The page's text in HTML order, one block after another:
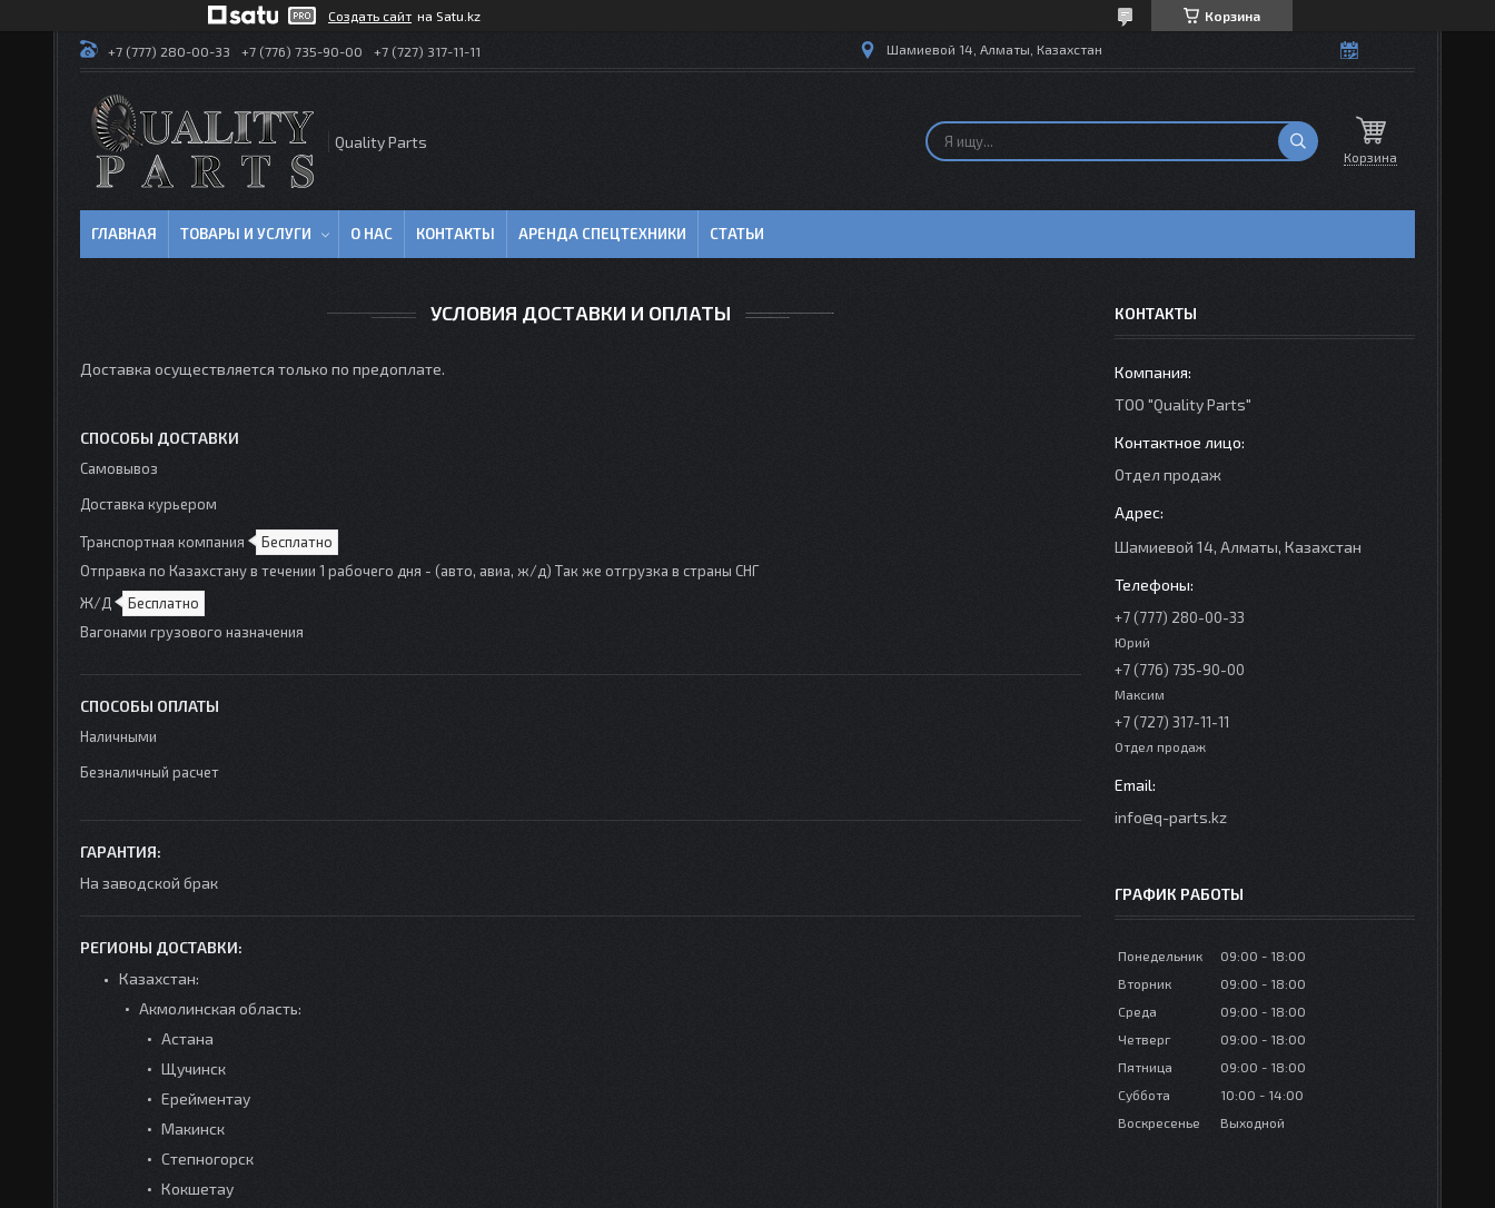
Создать сайт на Satu.kz Корзина
+7 (777) 280-00-33 +7 (776) 735-90-00 +7 (727) 317-11-11 Шамиевой 14, Алматы, Казахстан
Quality Parts
Корзина
ГЛАВНАЯ ТОВАРЫ И УСЛУГИ О НАС КОНТАКТЫ АРЕНДА СПЕЦТЕХНИКИ СТАТЬИ
УСЛОВИЯ ДОСТАВКИ И ОПЛАТЫ
Доставка осуществляется только по предоплате.
СПОСОБЫ ДОСТАВКИ
Самовывоз
Доставка курьером
Транспортная компания
Бесплатно
Отправка по Казахстану в течении 1 рабочего дня - (авто, авиа, ж/д) Так же отгрузка в страны СНГ
Ж/Д
Бесплатно
Вагонами грузового назначения
СПОСОБЫ ОПЛАТЫ
Наличными
Безналичный расчет
ГАРАНТИЯ:
На заводской брак
РЕГИОНЫ ДОСТАВКИ:
Казахстан:
Акмолинская область:
Астана
Щучинск
Ерейментау
Макинск
Степногорск
Кокшетау
КОНТАКТЫ
ТОО "Quality Parts"
Отдел продаж
Шамиевой 14, Алматы, Казахстан
+7 (777) 280-00-33
Юрий
+7 (776) 735-90-00
Максим
+7 (727) 317-11-11
Отдел продаж
info@q-parts.kz
ГРАФИК РАБОТЫ
Понедельник 09:00
18:00
Вторник
09:00
18:00
Среда
09:00
18:00
Четверг
09:00
18:00
Пятница
09:00
18:00
Суббота
10:00
14:00
Воскресенье
Выходной